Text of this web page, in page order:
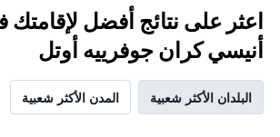
اعثر على نتائج أفضل
أنيسي كران جوفرييه أوتل
البلدان الأكثر شعبية المدن الأكثر شعبية